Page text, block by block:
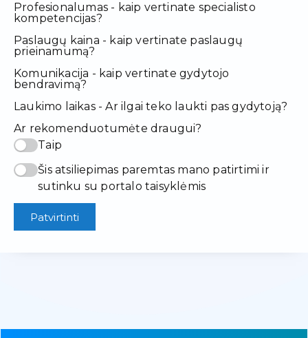
Profesionalumas - kaip vertinate specialisto
kompetencijas?
Paslaugų kaina - kaip vertinate paslaugų
prieinamumą?
Komunikacija - kaip vertinate gydytojo
bendravimą?
Laukimo laikas - Ar ilgai teko laukti pas gydytoją?
Ar rekomenduotumėte draugui?
Taip
Šis atsiliepimas paremtas mano patirtimi ir
sutinku su portalo taisyklėmis
Patvirtinti